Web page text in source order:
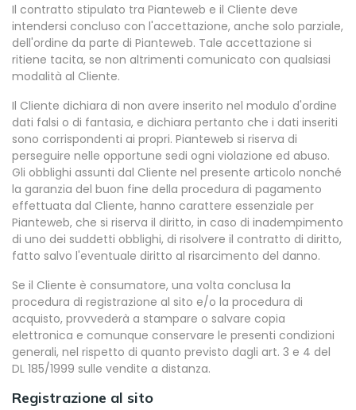
Il contratto stipulato tra Pianteweb e il Cliente deve
intendersi concluso con l'accettazione, anche solo parziale,
dell'ordine da parte di Pianteweb. Tale accettazione si
ritiene tacita, se non altrimenti comunicato con qualsiasi
modalità al Cliente.
Il Cliente dichiara di non avere inserito nel modulo d'ordine
dati falsi o di fantasia, e dichiara pertanto che i dati inseriti
sono corrispondenti ai propri. Pianteweb si riserva di
perseguire nelle opportune sedi ogni violazione ed abuso.
Gli obblighi assunti dal Cliente nel presente articolo nonché
la garanzia del buon fine della procedura di pagamento
effettuata dal Cliente, hanno carattere essenziale per
Pianteweb, che si riserva il diritto, in caso di inadempimento
di uno dei suddetti obblighi, di risolvere il contratto di diritto,
fatto salvo l'eventuale diritto al risarcimento del danno.
Se il Cliente è consumatore, una volta conclusa la
procedura di registrazione al sito e/o la procedura di
acquisto, provvederà a stampare o salvare copia
elettronica e comunque conservare le presenti condizioni
generali, nel rispetto di quanto previsto dagli art. 3 e 4 del
DL 185/1999 sulle vendite a distanza.
Registrazione al sito